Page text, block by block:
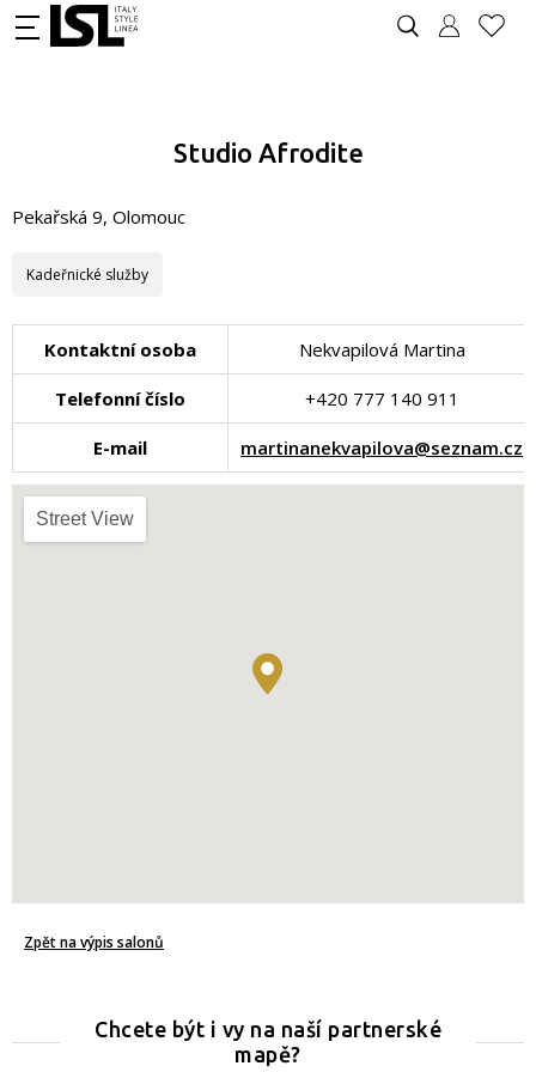
Studio Afrodite
Pekařská 9, Olomouc
Kadeřnické služby
Kontaktní osoba Nekvapilová Martina
Telefonní číslo +420 777 140 911
E-mail martinanekvapilova@seznam.cz
Street View
Zpět na výpis salonů
Chcete být i vy na naší partnerské
mapě?